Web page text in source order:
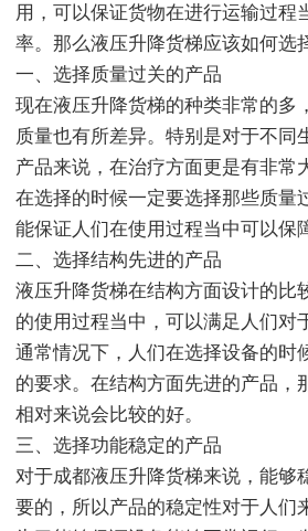
用，可以保证货物在进行运输过程
率。那么液压升降货梯应该如何选
一、选择质量过关的产品
现在液压升降货梯的种类非常的多
质量也有所差异。特别是对于不同
产品来说，在治疗方面更是有非常
在选择的时候一定要选择那些质量
能保证人们在使用过程当中可以保
二、选择结构先进的产品
液压升降货梯在结构方面设计的比
的使用过程当中，可以满足人们对
通常情况下，人们在选择设备的时
的要求。在结构方面先进的产品，
相对来说会比较的好。
三、选择功能稳定的产品
对于成都液压升降货梯来说，能够
要的，所以产品的稳定性对于人们